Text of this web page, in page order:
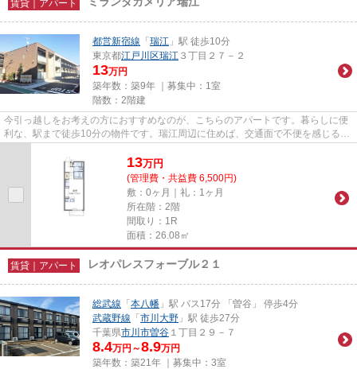
賃貸｜アパート
都営新宿線 「 瑞江 」駅 徒歩10分
東京都江戸川区瑞江 ３丁目２７－２
13万円
築年数：築9年 ｜募集中： 1室
階数：2階建
今引っ越しをお考えの方におすすめなのが、こちらのアパートです。暮らしに便
利な、駅まで徒歩10分の物件です。瑞江周辺に住めば、交通面で不便を感じるこ
13万円
(管理費・共益費 6,500円)
敷：0ヶ月｜礼：1ヶ月
所在階：2階
間取り：1R
面積：26.08㎡
賃貸｜アパート レオパレスフォーブル２１
総武線 「 本八幡 」駅 バス17分 「曽谷」 停歩4分
武蔵野線 「 市川大野 」駅 徒歩27分
千葉県市川市曽谷 １丁目２９－７
8.4万円～8.9万円
築年数：築21年 ｜募集中： 3室